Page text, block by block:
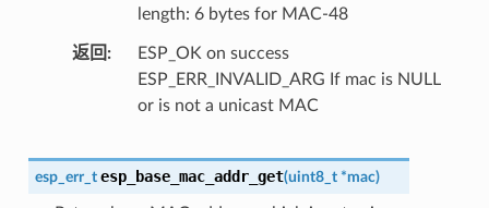
length: 6 bytes for MAC-48
返回
ESP_OK on success
ESP_ERR_INVALID_ARG If mac is NULL
or is not a unicast MAC
esp_err_t esp_base_mac_addr_get(uint8_t *mac)